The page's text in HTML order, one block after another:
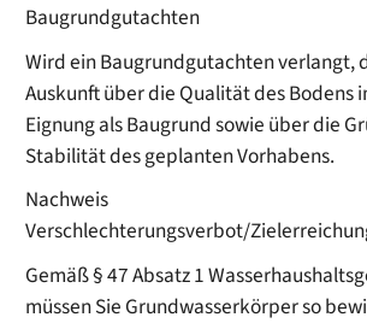
Baugrundgutachten
Wird ein Baugrundgutachten verlangt,
Auskunft über die Qualität des Bodens
Eignung als Baugrund sowie über die
Stabilität des geplanten Vorhabens.
Nachweis
Verschlechterungsverbot/
Gemäß § 47 Absatz 1
müssen Sie Grundwasserkörper so